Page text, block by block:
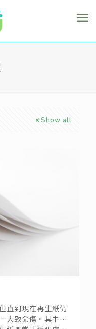
Show all
直到現在再生紙仍
大致命傷。其中最